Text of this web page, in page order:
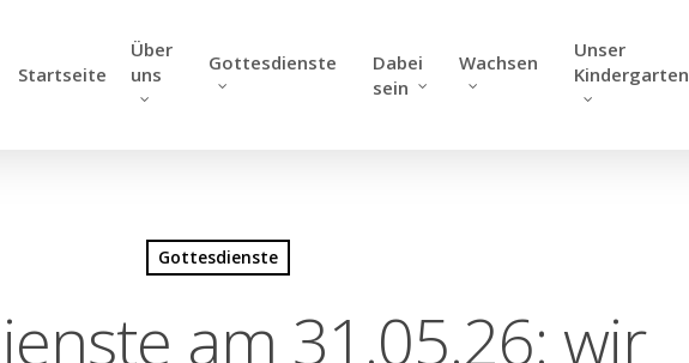
Startseite
Über
uns
Gottesdienste
Dabei
sein
Wachsen
Unser
Kindergarten
Gottesdienste
am 31.05.26: wir